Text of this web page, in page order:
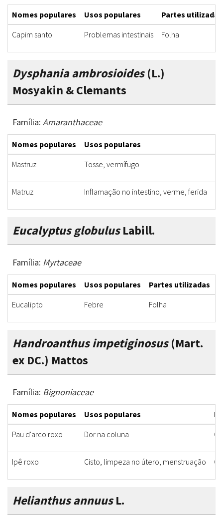
Nomes populares Usos populares
Partes utilizadas
Capim santo
Problemas intestinais Folha
Dysphania ambrosioides(L.)
Mosyakin & Clemants
Família: Amaranthaceae
Nomes populares Usos populares
Mastruz
Tosse, vermífugo
Matruz Inflamação no intestino, verme, ferida
Eucalyptus globulusLabill.
Família: Myrtaceae
Nomes populares Usos populares Partes utilizadas
Eucalipto
Febre Folha
Handroanthus impetiginosus(Mart.
ex DC.) Mattos
Família: Bignoniaceae
Nomes populares Usos populares
Pau d'arco roxo
Dor na coluna
Ipê roxo Cisto, limpeza no útero, menstruação
Helianthus annuusL.